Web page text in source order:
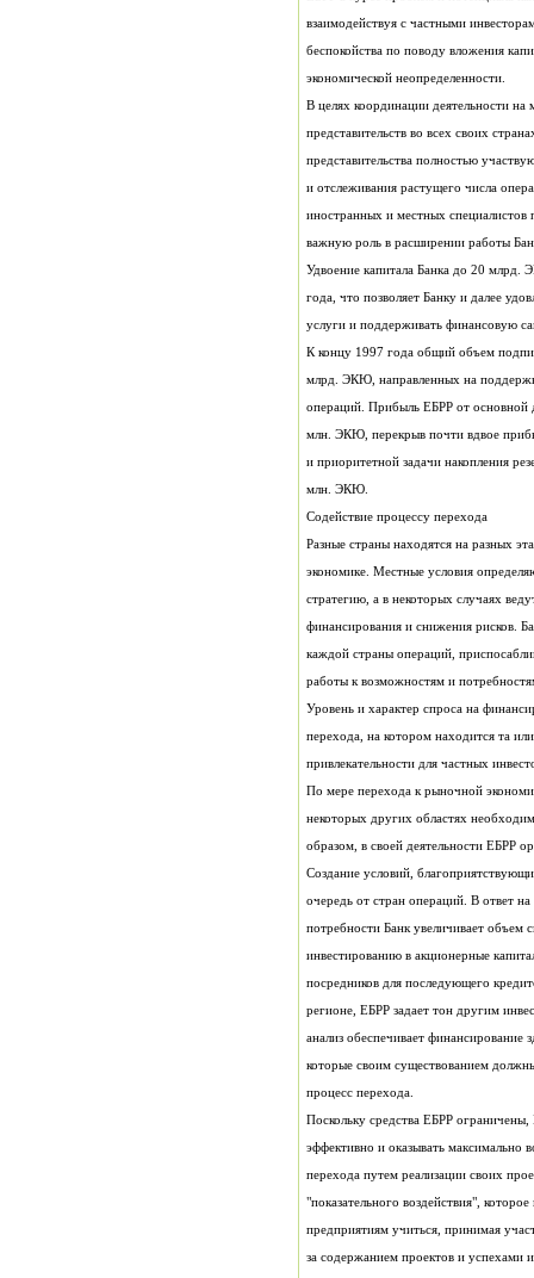
экономической неопределенности.
важную роль в расширении работы
Удвоение капитала Банка до 20 млрд.
услуги и поддерживать финансовую
млн. ЭКЮ.
Содействие процессу перехода
привлекательности для частных
процесс перехода.